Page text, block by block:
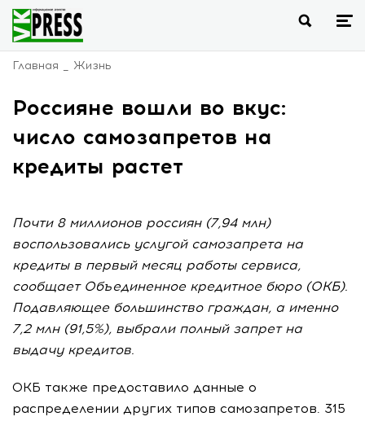
Главная Жизнь
Россияне вошли во вкус:
число самозапретов на
кредиты растет
Почти 8 миллионов россиян (7,94 млн)
воспользовались услугой самозапрета на
кредиты в первый месяц работы сервиса,
сообщает Объединенное кредитное бюро (ОКБ).
Подавляющее большинство граждан, а именно
7,2 млн (91,5%), выбрали полный запрет на
выдачу кредитов.
ОКБ также предоставило данные о
распределении других типов самозапретов. 315